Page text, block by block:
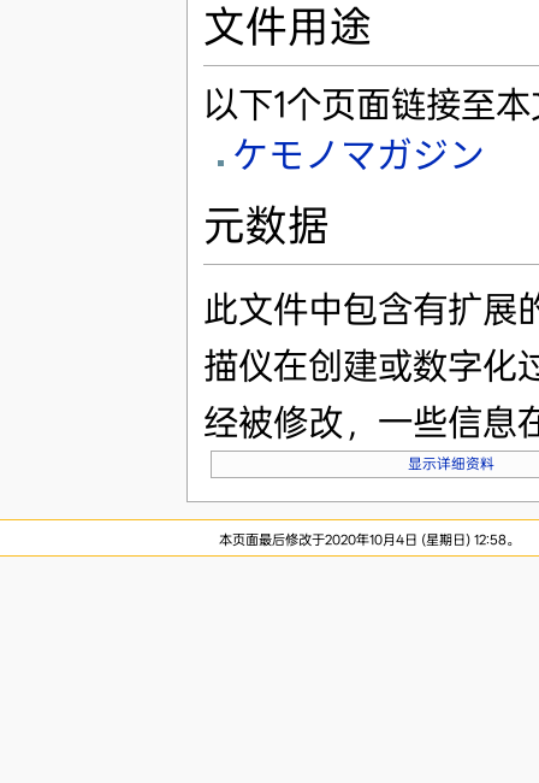
文件用途
以下1个页面链接至
ケモノマガジン
元数据
此文件中包含有扩展
描仪在创建或数字化
经被修改，一些信息
显示详细资料
本页面最后修改于2020年10月4日 (星期日) 12:58。